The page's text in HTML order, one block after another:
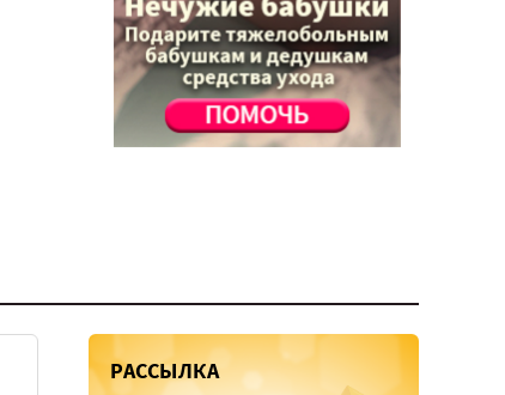
РАССЫЛКА